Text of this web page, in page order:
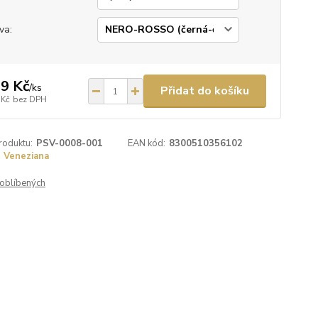
Kč/ks
bez DPH
Přidat do košíku
PSV-0008-001 EAN kód: 8300510356102
Veneziana